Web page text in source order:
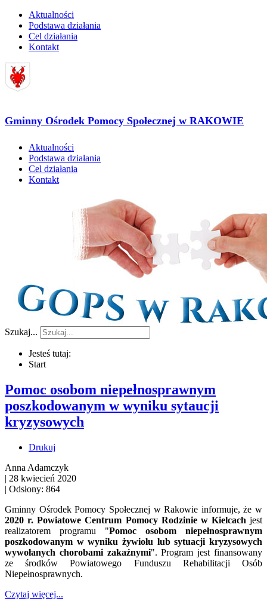
Aktualności
Podstawa działania
Cel działania
Kontakt
Gminny Ośrodek Pomocy Społecznej w RAKOWIE
Aktualności
Podstawa działania
Cel działania
Kontakt
Szukaj...
Jesteś tutaj:
Start
Pomoc osobom niepełnosprawnym
poszkodowanym w wyniku sytaucji
kryzysowych
Drukuj
Anna Adamczyk
| 28 kwiecień 2020
| Odsłony: 864
Gminny Ośrodek Pomocy Społecznej w Rakowie informuje, że w
2020 r. Powiatowe Centrum Pomocy Rodzinie w Kielcach jest
realizatorem programu "Pomoc osobom niepełnosprawnym
poszkodowanym w wyniku żywiołu lub sytuacji kryzysowych
wywołanych chorobami zakaźnymi". Program jest finansowany
ze środków Powiatowego Funduszu Rehabilitacji Osób
Niepełnosprawnych.
Czytaj więcej...